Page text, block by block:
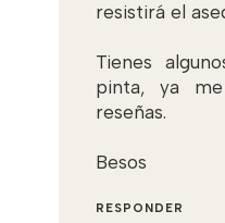
resistirá el
Tienes
pinta, ya
reseñas.
Besos
RESPONDER